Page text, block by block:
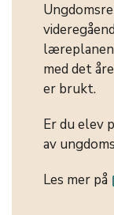
med det
er brukt.
Er du elev
av
Les mer på